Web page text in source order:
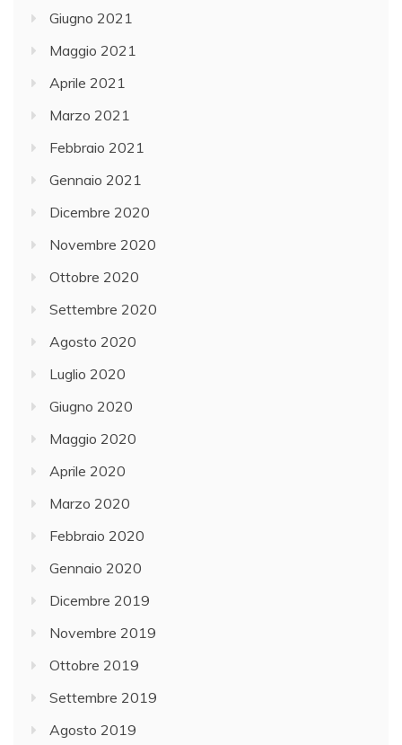
Giugno 2021
Maggio 2021
Aprile 2021
Marzo 2021
Febbraio 2021
Gennaio 2021
Dicembre 2020
Novembre 2020
Ottobre 2020
Settembre 2020
Agosto 2020
Luglio 2020
Giugno 2020
Maggio 2020
Aprile 2020
Marzo 2020
Febbraio 2020
Gennaio 2020
Dicembre 2019
Novembre 2019
Ottobre 2019
Settembre 2019
Agosto 2019